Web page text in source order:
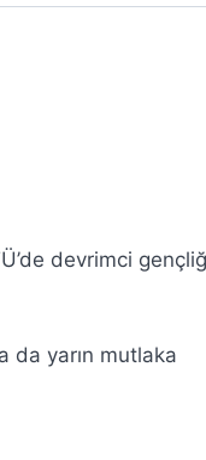
devrimci
da yarın mutlaka